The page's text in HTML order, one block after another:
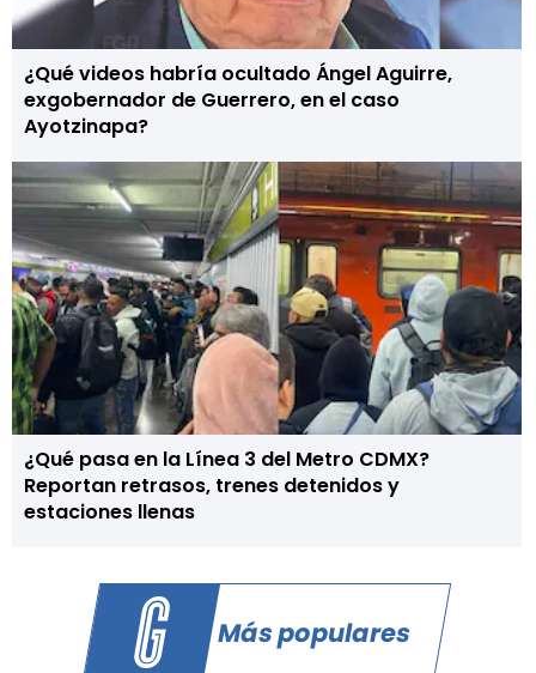
¿Qué videos habría ocultado Ángel Aguirre,
exgobernador de Guerrero, en el caso
Ayotzinapa?
¿Qué pasa en la Línea 3 del Metro CDMX?
Reportan retrasos, trenes detenidos y
estaciones llenas
Más populares